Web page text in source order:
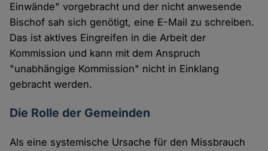
Einwände" vorgebracht und der nicht anwesende
Bischof sah sich genötigt, eine E-Mail zu schreiben.
Das ist aktives Eingreifen in die Arbeit der
Kommission und kann mit dem Anspruch
"unabhängige Kommission" nicht in Einklang
gebracht werden.
Die Rolle der Gemeinden
Als eine systemische Ursache für den Missbrauch